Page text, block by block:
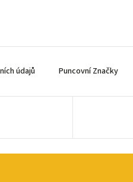
údajů Puncovní Značky